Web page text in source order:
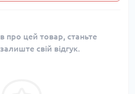
про цей товар, станьте
свій відгук.